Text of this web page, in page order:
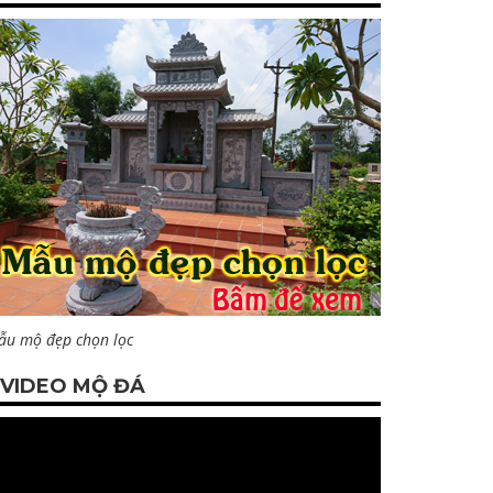
mộ đẹp chọn lọc
VIDEO MỘ ĐÁ